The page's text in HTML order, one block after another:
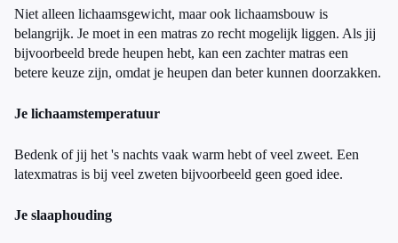
Niet alleen lichaamsgewicht, maar ook lichaamsbouw is
belangrijk. Je moet in een matras zo recht mogelijk liggen. Als jij
bijvoorbeeld brede heupen hebt, kan een zachter matras een
betere keuze zijn, omdat je heupen dan beter kunnen doorzakken.
Je lichaamstemperatuur
Bedenk of jij het 's nachts vaak warm hebt of veel zweet. Een
latexmatras is bij veel zweten bijvoorbeeld geen goed idee.
Je slaaphouding